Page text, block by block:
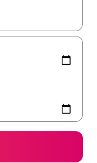
สำรวจผลการค้นหา